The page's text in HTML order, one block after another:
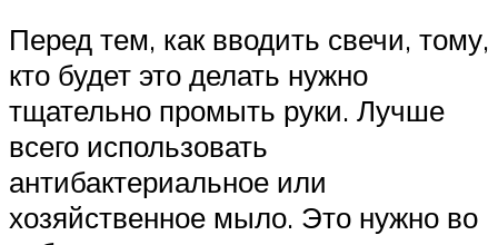
Перед тем, как вводить свечи, тому,
кто будет это делать нужно
тщательно промыть руки. Лучше
всего использовать
антибактериальное или
хозяйственное мыло. Это нужно во